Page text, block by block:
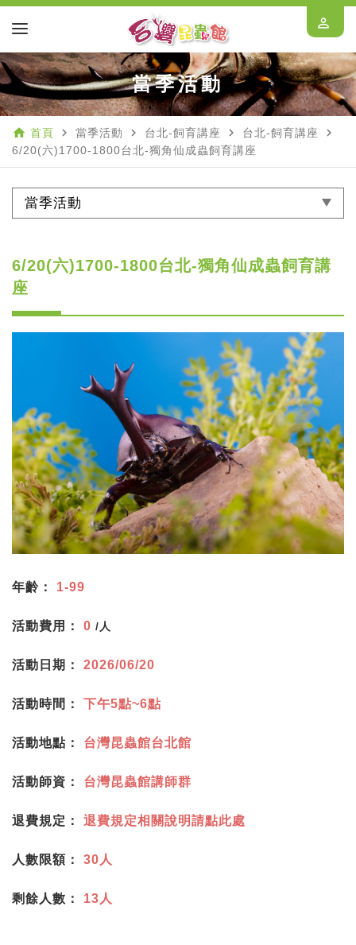
perm_identity
當季活動
home 首頁 navigate_next 當季活動 navigate_next 台北-飼育講座 navigate_next 台北-飼育講座 navigate_next
6/20(六)1700-1800台北-獨角仙成蟲飼育講座
當季活動
6/20(六)1700-1800台北-獨角仙成蟲飼育講
座
年齡： 1-99
活動費用： 0 /人
活動日期： 2026/06/20
活動時間： 下午5點~6點
活動地點： 台灣昆蟲館台北館
活動師資： 台灣昆蟲館講師群
退費規定： 退費規定相關說明請點此處
人數限額： 30人
剩餘人數： 13人